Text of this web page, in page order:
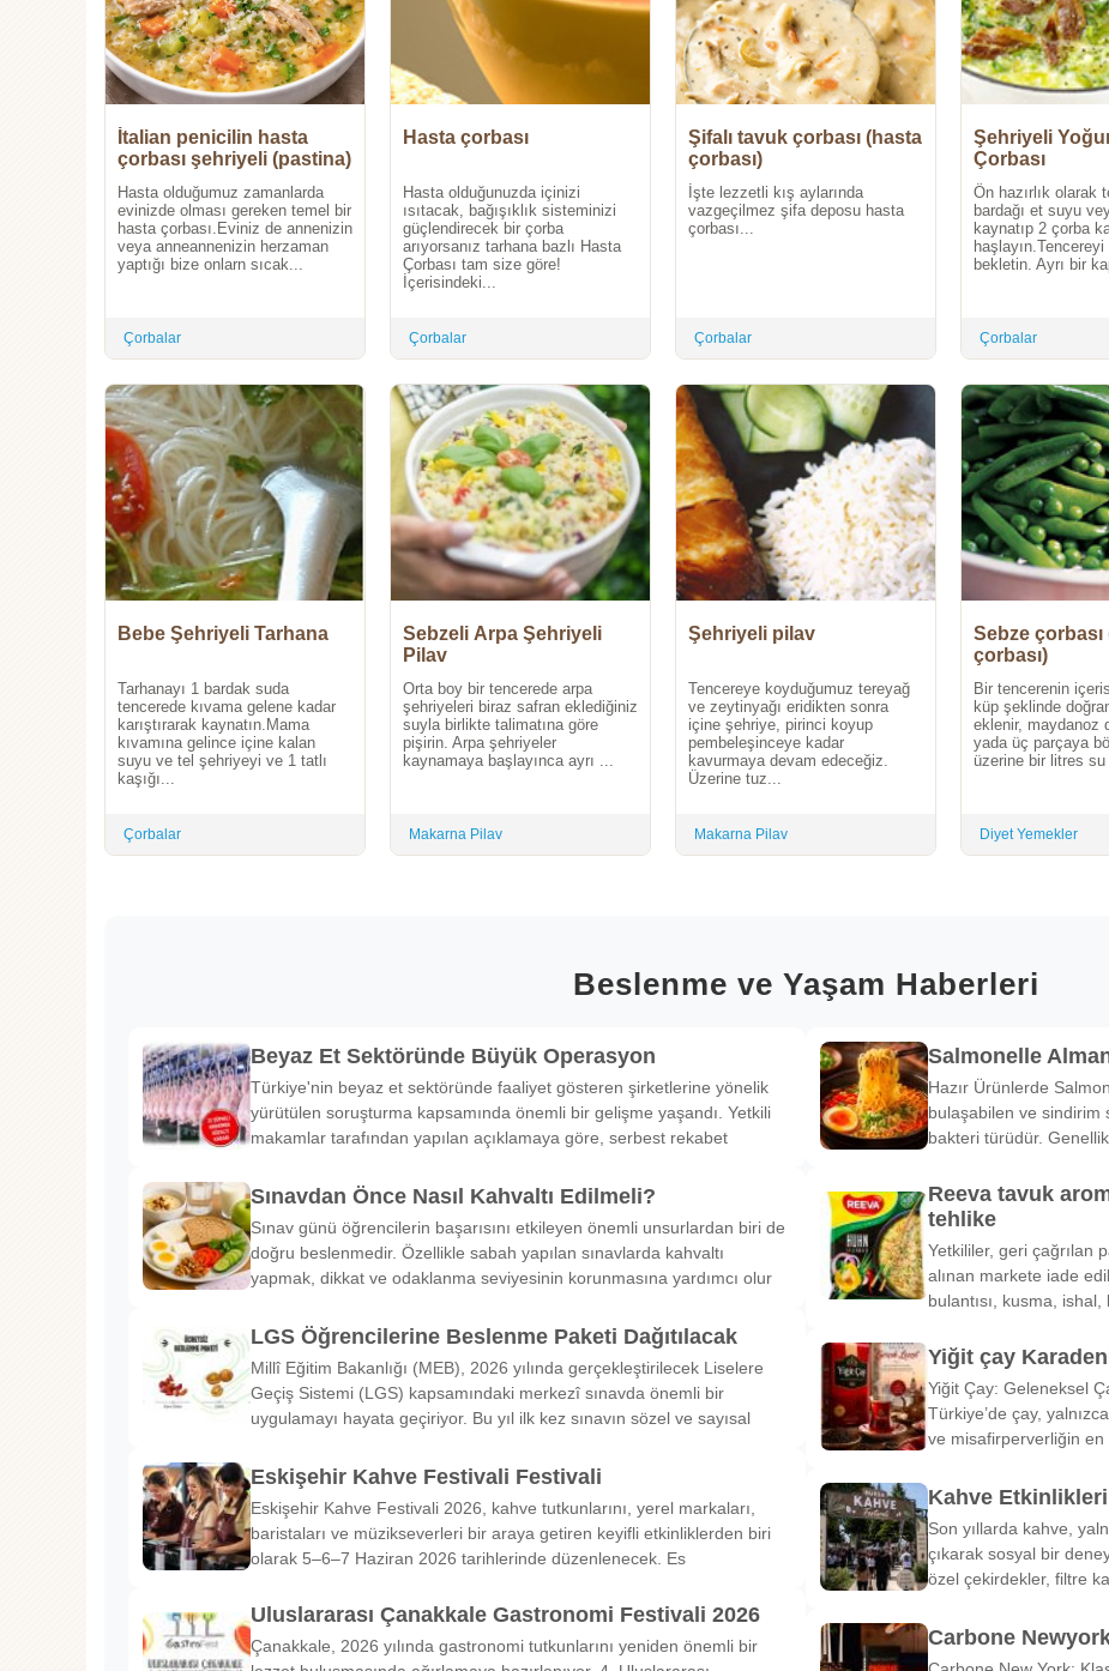
İtalian penicilin hasta
çorbası şehriyeli (pastina)
Hasta olduğumuz zamanlarda
evinizde olması gereken temel bir
hasta çorbası.Eviniz de annenizin
veya anneannenizin herzaman
yaptığı bize onlarn sıcak...
Çorbalar
Hasta çorbası
Hasta olduğunuzda içinizi
ısıtacak, bağışıklık sisteminizi
güçlendirecek bir çorba
arıyorsanız tarhana bazlı Hasta
Çorbası tam size göre!
İçerisindeki...
Çorbalar
Şifalı tavuk çorbası (hasta
çorbası)
İşte lezzetli kış aylarında
vazgeçilmez şifa deposu hasta
çorbası...
Çorbalar
Şehriyeli
Çorbası
Ön hazırlık olarak
bardağı et suyu
kaynatıp 2 çorba
bekletin. Ayrı bir
Çorbalar
Bebe Şehriyeli Tarhana
Tarhanayı 1 bardak suda
tencerede kıvama gelene kadar
karıştırarak kaynatın.Mama
kıvamına gelince içine kalan
suyu ve tel şehriyeyi ve 1 tatlı
kaşığı...
Çorbalar
Sebzeli Arpa Şehriyeli
Pilav
Orta boy bir tencerede arpa
şehriyeleri biraz safran eklediğiniz
suyla birlikte talimatına göre
pişirin. Arpa şehriyeler
kaynamaya başlayınca ayrı ...
Makarna Pilav
Şehriyeli pilav
Tencereye koyduğumuz tereyağ
ve zeytinyağı eridikten sonra
içine şehriye, pirinci koyup
pembeleşinceye kadar
kavurmaya devam edeceğiz.
Üzerine tuz...
Makarna Pilav
Sebze
çorbası)
Bir tencerenin
küp şeklinde
eklenir, maydanoz
yada üç parçaya
üzerine bir litres
Diyet Yemekler
Beslenme ve Yaşam Haberleri
Beyaz Et Sektöründe Büyük Operasyon
Türkiye'nin beyaz et sektöründe faaliyet gösteren şirketlerine yönelik
yürütülen soruşturma kapsamında önemli bir gelişme yaşandı. Yetkili
makamlar tarafından yapılan açıklamaya göre, serbest rekabet
Sınavdan Önce Nasıl Kahvaltı Edilmeli?
Sınav günü öğrencilerin başarısını etkileyen önemli unsurlardan biri de
doğru beslenmedir. Özellikle sabah yapılan sınavlarda kahvaltı
yapmak, dikkat ve odaklanma seviyesinin korunmasına yardımcı olur
LGS Öğrencilerine Beslenme Paketi Dağıtılacak
Millî Eğitim Bakanlığı (MEB), 2026 yılında gerçekleştirilecek Liselere
Geçiş Sistemi (LGS) kapsamındaki merkezî sınavda önemli bir
uygulamayı hayata geçiriyor. Bu yıl ilk kez sınavın sözel ve sayısal
Eskişehir Kahve Festivali Festivali
Eskişehir Kahve Festivali 2026, kahve tutkunlarını, yerel markaları,
baristaları ve müzikseverleri bir araya getiren keyifli etkinliklerden biri
olarak 5–6–7 Haziran 2026 tarihlerinde düzenlenecek. Es
Uluslararası Çanakkale Gastronomi Festivali 2026
Çanakkale, 2026 yılında gastronomi tutkunlarını yeniden önemli bir
Salmonelle
Hazır Ürünlerde
bulaşabilen ve sindirim
bakteri türüdür.
Reeva tavuk
tehlike
Yetkililer, geri çağrılan
alınan markete iade
bulantısı, kusma, ishal,
Yiğit çay
Yiğit Çay: Geleneksel
Türkiye’de çay,
ve misafirperverliğin en
Kahve
Son yıllarda kahve,
çıkarak sosyal bir
özel çekirdekler, filtre
Carbone